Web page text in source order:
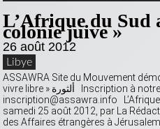
L’Afrique du Sud
colonie juive »
26 août 2012
Libye
ASSAWRA Site du Mouvement
vivre libre » ألثورة Inscription à notre liste de diffusion: « Assawra »
inscription@assawra.info
samedi 25 août 2012, par La
des Affaires étrangères à